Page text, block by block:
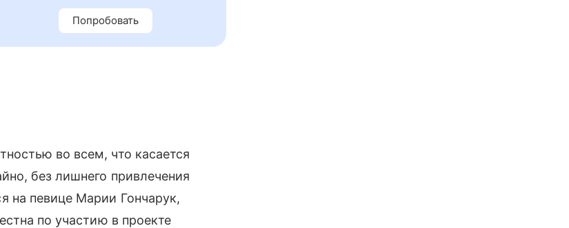
во всем, что касается
без лишнего привлечения
на певице Марии Гончарук,
по участию в проекте
Попробовать